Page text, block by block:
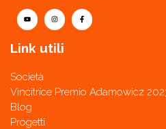
Link utili
Società
Vincitrice Premio Adamowicz
Blog
Progetti